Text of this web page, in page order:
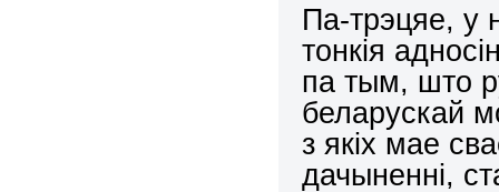
Па-трэцяе, у
тонкія
па тым, што
беларускай
з якіх мае
дачыненні,